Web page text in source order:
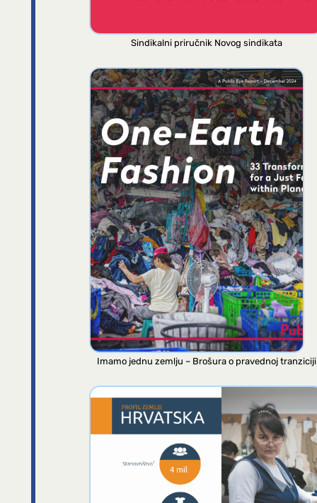
Sindikalni priručnik Novog sindikata
Imamo jednu zemlju – Brošura o pravednoj tranziciji